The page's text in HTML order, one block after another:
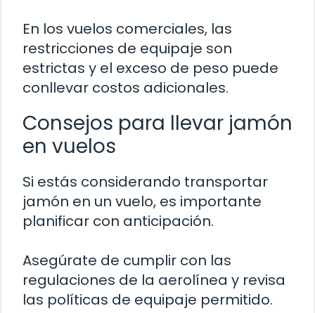
En los vuelos comerciales, las
restricciones de equipaje son
estrictas y el exceso de peso puede
conllevar costos adicionales.
Consejos para llevar jamón
en vuelos
Si estás considerando transportar
jamón en un vuelo, es importante
planificar con anticipación.
Asegúrate de cumplir con las
regulaciones de la aerolínea y revisa
las políticas de equipaje permitido.